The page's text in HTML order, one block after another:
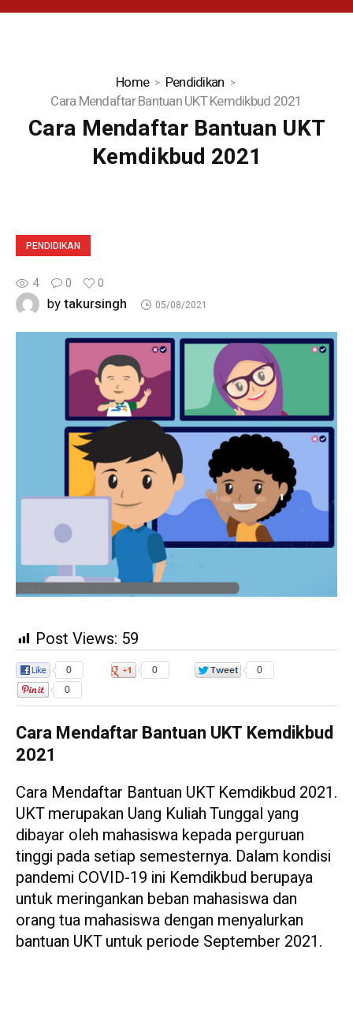
Home
Pendidikan
Cara Mendaftar Bantuan UKT Kemdikbud 2021
Cara Mendaftar Bantuan UKT
Kemdikbud 2021
PENDIDIKAN
4 0 0
bytakursingh 05/08/2021
Post Views: 59
0 0
0
0
Cara Mendaftar Bantuan UKT Kemdikbud
2021
Cara Mendaftar Bantuan UKT Kemdikbud 2021.
UKT merupakan Uang Kuliah Tunggal yang
dibayar oleh mahasiswa kepada perguruan
tinggi pada setiap semesternya. Dalam kondisi
pandemi COVID-19 ini Kemdikbud berupaya
untuk meringankan beban mahasiswa dan
orang tua mahasiswa dengan menyalurkan
bantuan UKT untuk periode September 2021.